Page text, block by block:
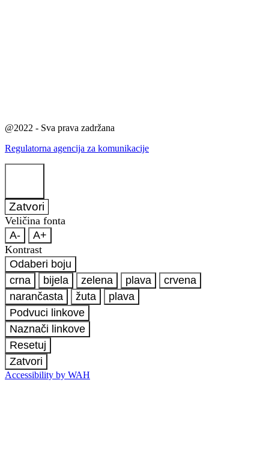
@2022 - Sva prava zadržana
Regulatorna agencija za komunikacije
Zatvori
Veličina fonta
A-
A+
Kontrast
Odaberi boju
crna
bijela zelena plava
crvena
narančasta
žuta
plava
Podvuci linkove
Naznači linkove
Resetuj
Zatvori
Accessibility by WAH